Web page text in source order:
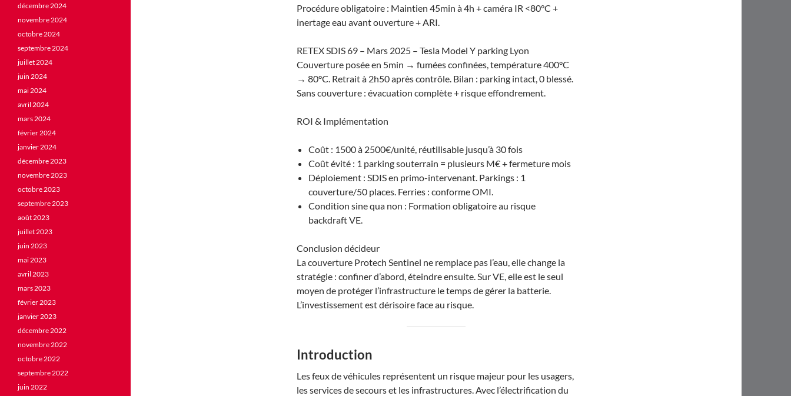
Procédure obligatoire : Maintien 45min à 4h + caméra IR <80°C +
inertage eau avant ouverture + ARI.
RETEX SDIS 69 – Mars 2025 – Tesla Model Y parking Lyon
Couverture posée en 5min → fumées confinées, température 400°C
→ 80°C. Retrait à 2h50 après contrôle. Bilan : parking intact, 0 blessé.
Sans couverture : évacuation complète + risque effondrement.
ROI & Implémentation
Coût : 1500 à 2500€/unité, réutilisable jusqu’à 30 fois
Coût évité : 1 parking souterrain = plusieurs M€ + fermeture mois
Déploiement : SDIS en primo-intervenant. Parkings : 1
couverture/50 places. Ferries : conforme OMI.
Condition sine qua non : Formation obligatoire au risque
backdraft VE.
Conclusion décideur
La couverture Protech Sentinel ne remplace pas l’eau, elle change la
stratégie : confiner d’abord, éteindre ensuite. Sur VE, elle est le seul
moyen de protéger l’infrastructure le temps de gérer la batterie.
L’investissement est dérisoire face au risque.
Introduction
Les feux de véhicules représentent un risque majeur pour les usagers,
les services de secours et les infrastructures. Avec l’électrification du
décembre 2024
novembre 2024
octobre 2024
septembre 2024
juillet 2024
juin 2024
mai 2024
avril 2024
mars 2024
février 2024
janvier 2024
décembre 2023
novembre 2023
octobre 2023
septembre 2023
août 2023
juillet 2023
juin 2023
mai 2023
avril 2023
mars 2023
février 2023
janvier 2023
décembre 2022
novembre 2022
octobre 2022
septembre 2022
juin 2022